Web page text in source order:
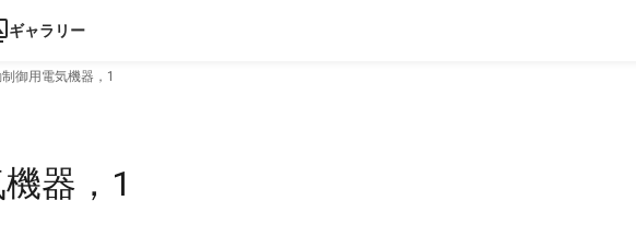
ギャラリー
御用電気機器，1
器，1